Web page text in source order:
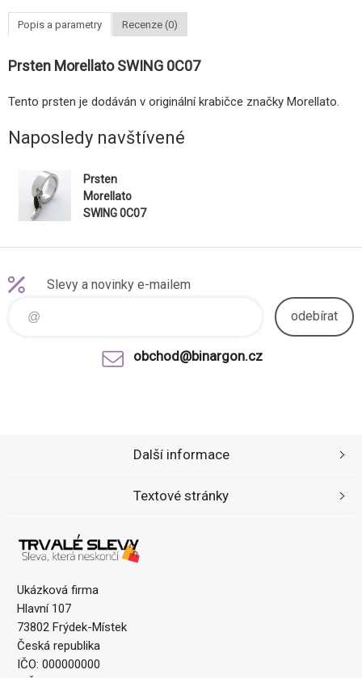
Popis a parametry Recenze (0)
Prsten Morellato SWING 0C07
Tento prsten je dodáván v originální krabičce značky Morellato.
Naposledy navštívené
Prsten
Morellato
SWING 0C07
Slevy a novinky e-mailem
odebírat
obchod@binargon.cz
Ukázková firma
Hlavní 107
73802 Frýdek-Místek
Česká republika
IČO: 000000000
Další informace
Textové stránky